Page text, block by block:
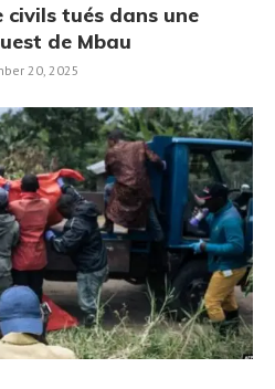
civils tués dans une
de Mbau
20, 2025